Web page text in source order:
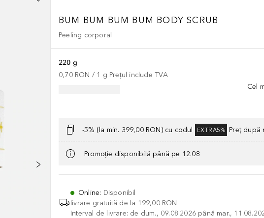
BUM BUM BUM BUM BODY SCRUB
Peeling corporal
Cel
220 g
0,70 RON / 1 g Prețul include TVA
-5% (la min. 399,00 RON) cu codul EXTRA5% Preț după
Promoție disponibilă până pe 12.08
Online: Disponibil
livrare gratuită de la 199,00 RON
Interval de livrare: de dum., 09.08.2026 până mar.,